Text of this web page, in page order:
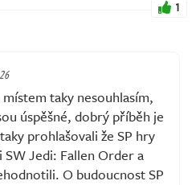
1
taky nesouhlasím,
úspěšné, dobrý příběh je
prohlašovali že SP hry
Jedi: Fallen Order a
O budoucnost SP